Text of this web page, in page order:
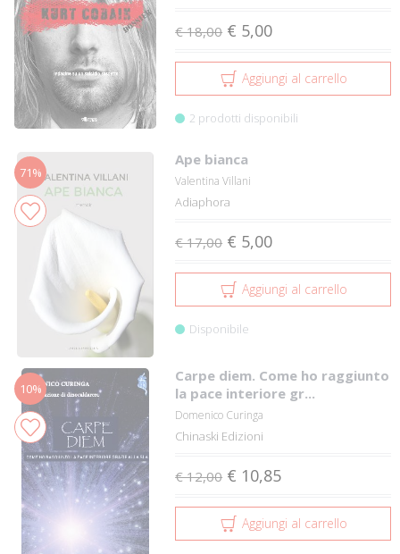
€ 18,00 € 5,00
Aggiungi al carrello
2 prodotti disponibili
71%
Ape bianca
Valentina Villani
Adiaphora
€ 17,00 € 5,00
Aggiungi al carrello
Disponibile
10%
Carpe diem. Come ho raggiunto
la pace interiore gr...
Domenico Curinga
Chinaski Edizioni
€ 12,00 € 10,85
Aggiungi al carrello